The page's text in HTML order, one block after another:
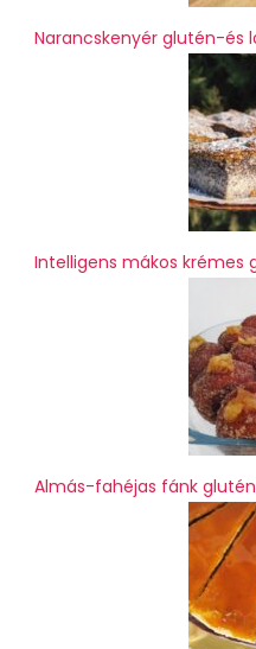
Narancskenyér glutén-és
Intelligens mákos
Almás-fahéjas fánk